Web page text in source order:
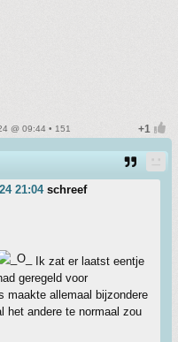
@ 09:44 • 151
21:04schreef
Ik zat er laatst eentje
geregeld voor
maakte allemaal bijzondere
het andere te normaal zou